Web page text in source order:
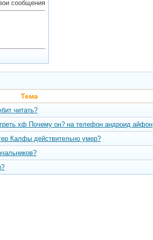
сообщения
Тема
читать?
хф Почему он? на телефон андроид айфон
Калфы действительно умер?